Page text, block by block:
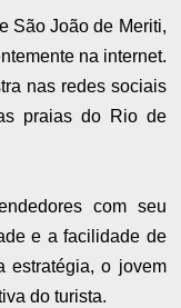
São João de Meriti,
na internet.
nas redes sociais
praias do Rio de
com seu
e a facilidade de
estratégia, o jovem
do turista.